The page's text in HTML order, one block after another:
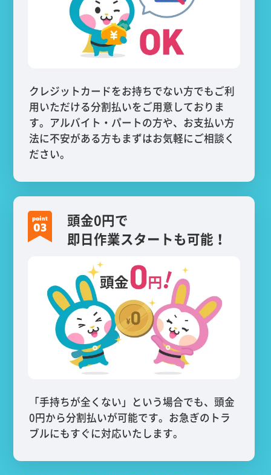
クレジットカードをお持ちでない方でもご利
用いただける分割払いをご用意しておりま
す。アルバイト・パートの方や、お支払い方
法に不安がある方もまずはお気軽にご相談く
ださい。
頭金0円で
即日作業スタートも可能！
「手持ちが全くない」という場合でも、頭金
0円から分割払いが可能です。お急ぎのトラ
ブルにもすぐに対応いたします。